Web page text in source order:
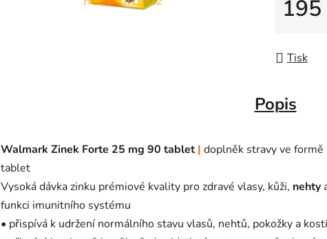
195
Tisk
Popis
Walmark Zinek Forte 25 mg 90 tablet| doplněk stravy ve formě
tablet
Vysoká dávka zinku prémiové kvality pro zdravé vlasy, kůži, nehty
funkci imunitního systému
• přispívá k udržení normálního stavu vlasů, nehtů, pokožky a kostí